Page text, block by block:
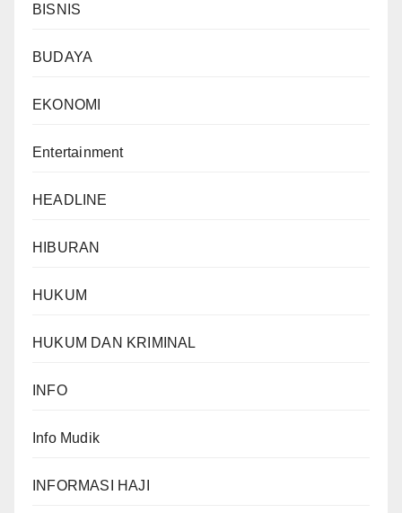
BISNIS
BUDAYA
EKONOMI
Entertainment
HEADLINE
HIBURAN
HUKUM
HUKUM DAN KRIMINAL
INFO
Info Mudik
INFORMASI HAJI